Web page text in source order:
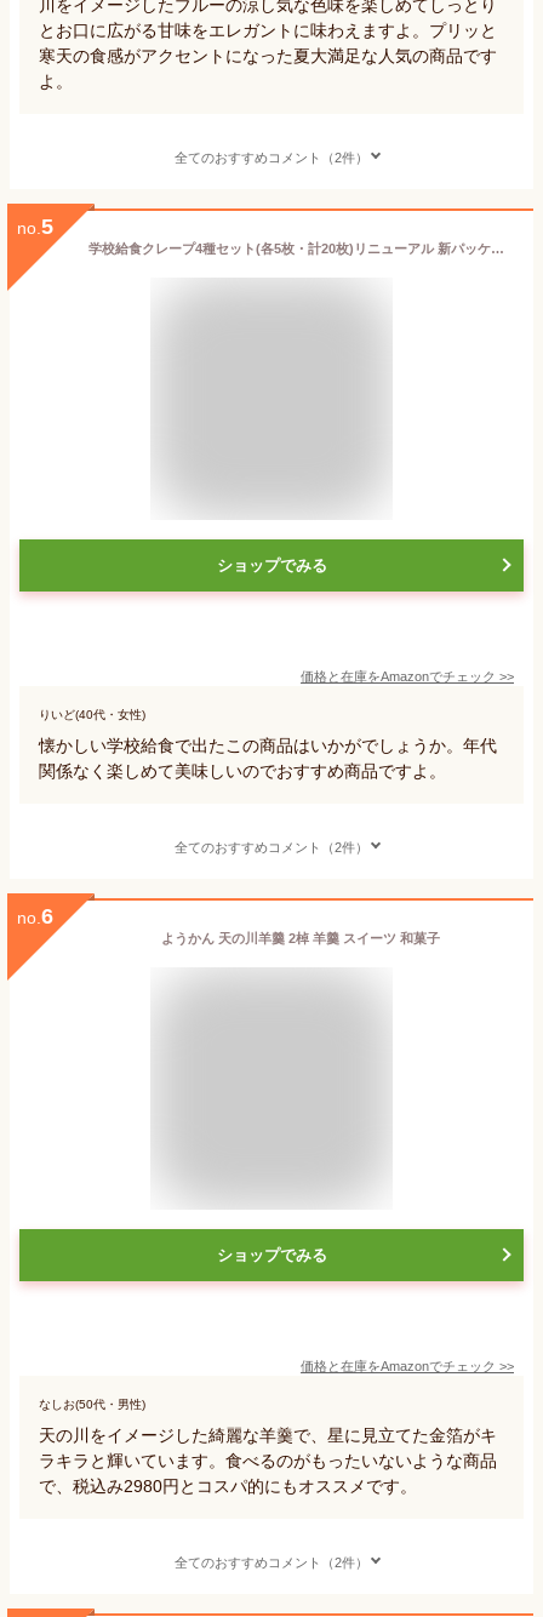
川をイメージしたブルーの涼し気な色味を楽しめてしっとり
とお口に広がる甘味をエレガントに味わえますよ。プリッと
寒天の食感がアクセントになった夏大満足な人気の商品です
よ。
全てのおすすめコメント（2件）
no. 5
学校給食クレープ4種セット(各5枚・計20枚)リニューアル 新パッケージ 釜庄オリジナルセット 正規品
ショップでみる
価格と在庫をAmazonでチェック >>
りいど(40代・女性)
懐かしい学校給食で出たこの商品はいかがでしょうか。年代
関係なく楽しめて美味しいのでおすすめ商品ですよ。
全てのおすすめコメント（2件）
no. 6
ようかん 天の川羊羹 2棹 羊羹 スイーツ 和菓子
ショップでみる
価格と在庫をAmazonでチェック >>
なしお(50代・男性)
天の川をイメージした綺麗な羊羹で、星に見立てた金箔がキ
ラキラと輝いています。食べるのがもったいないような商品
で、税込み2980円とコスパ的にもオススメです。
全てのおすすめコメント（2件）